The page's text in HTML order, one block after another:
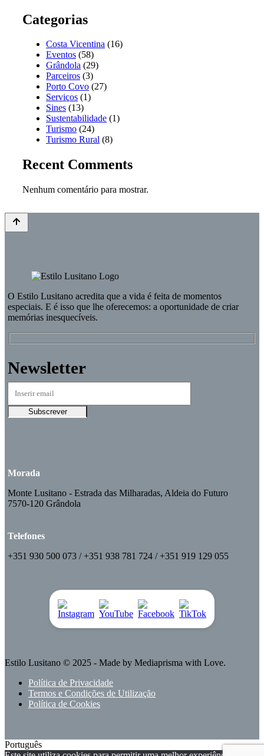
Categorias
Costa Vicentina (16)
Eventos (58)
Grândola (29)
Parceiros (3)
Porto Covo (27)
Serviços (1)
Sines (13)
Sustentabilidade (1)
Turismo (24)
Turismo Rural (8)
Recent Comments
Nenhum comentário para mostrar.
O Estilo Lusitano acredita que a vida é feita de momentos
especiais. E é isso que lhe oferecemos: a oportunidade de criar
memórias inesquecíveis.
Newsletter
Morada
Monte Lusitano - Estrada das Milharadas, Aldeia do Futuro
7570-120 Grândola
Telefones
+351 930 500 073 / +351 938 781 724 / +351 919 129 055
Estilo Lusitano © 2025 - Made by Mediaprisma with Love.
Política de Privacidade
Termos e Condições de Utilização
Política de Cookies
Português